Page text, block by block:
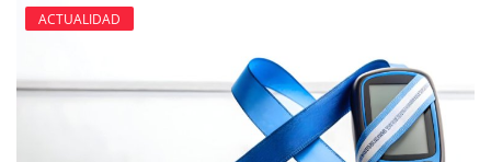
ACTUALIDAD